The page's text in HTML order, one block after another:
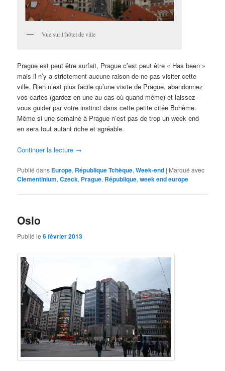
Vue sur l’hôtel de ville
Prague est peut être surfait, Prague c’est peut être « Has been »
mais il n’y a strictement aucune raison de ne pas visiter cette
ville. Rien n’est plus facile qu’une visite de Prague, abandonnez
vos cartes (gardez en une au cas où quand même) et laissez-
vous guider par votre instinct dans cette petite citée Bohème.
Même si une semaine à Prague n’est pas de trop un week end
en sera tout autant riche et agréable.
Continuer la lecture →
Publié dans Europe, République Tchèque,Week-end | Marqué avec
Clementinium,Czeck, Prague, République,week end europe
Oslo
Publié le6 février 2013